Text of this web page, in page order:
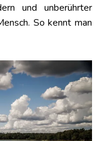
und unberührter
So kennt man